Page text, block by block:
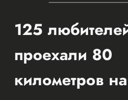
125
проехали 80
километров на